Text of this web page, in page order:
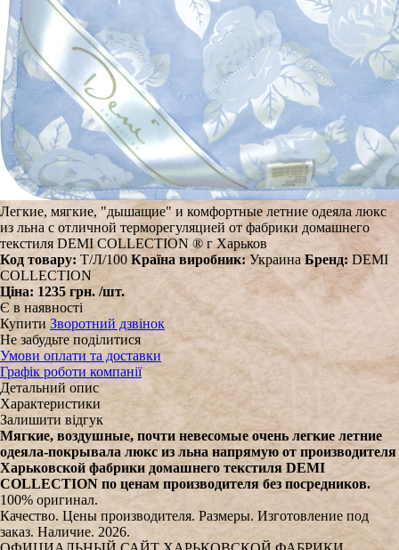
Легкие, мягкие, "дышащие" и комфортные летние одеяла люкс
из льна с отличной терморегуляцией от фабрики домашнего
текстиля DEMI COLLECTION ® г Харьков
Код товару: Т/Л/100 Країна виробник:Украина Бренд: DEMI
COLLECTION
Ціна: 1235 грн. /шт.
Є в наявності
Купити Зворотний дзвінок
Не забудьте поділитися
Умови оплати та доставки
Графік роботи компанії
Детальний опис
Характеристики
Залишити відгук
Мягкие, воздушные, почти невесомые очень легкие летние
одеяла-покрывала люкс из льна напрямую от производителя
Харьковской фабрики домашнего текстиля DEMI
COLLECTION по ценам производителя без посредников.
100% оригинал.
Качество. Цены производителя. Размеры. Изготовление под
заказ. Наличие. 2026.